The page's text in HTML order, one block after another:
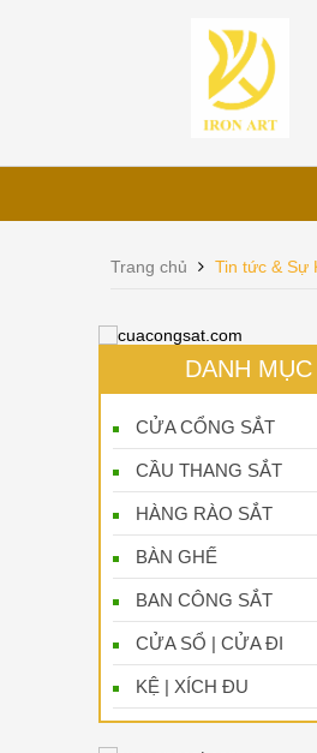
Trang chủ Tin tức & Sự
DANH MỤC
CỬA CỔNG SẮT
CẦU THANG SẮT
HÀNG RÀO SẮT
BÀN GHẾ
BAN CÔNG SẮT
CỬA SỔ | CỬA ĐI
KỆ | XÍCH ĐU